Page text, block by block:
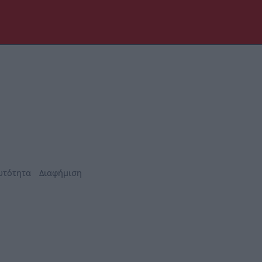
Διαφήμιση